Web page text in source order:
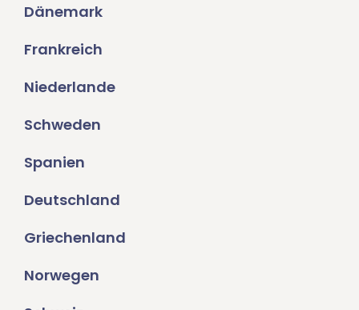
Dänemark
Frankreich
Niederlande
Schweden
Spanien
Deutschland
Griechenland
Norwegen